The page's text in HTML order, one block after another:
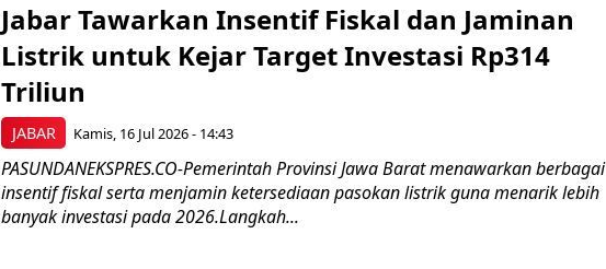
JABAR
Jabar Tawarkan Insentif Fiskal dan Jaminan
Listrik untuk Kejar Target Investasi Rp314
Triliun
Kamis, 16 Jul 2026 - 14:43
PASUNDANEKSPRES.CO-Pemerintah Provinsi Jawa Barat menawarkan berbagai
insentif fiskal serta menjamin ketersediaan pasokan listrik guna menarik lebih
banyak investasi pada 2026.Langkah...